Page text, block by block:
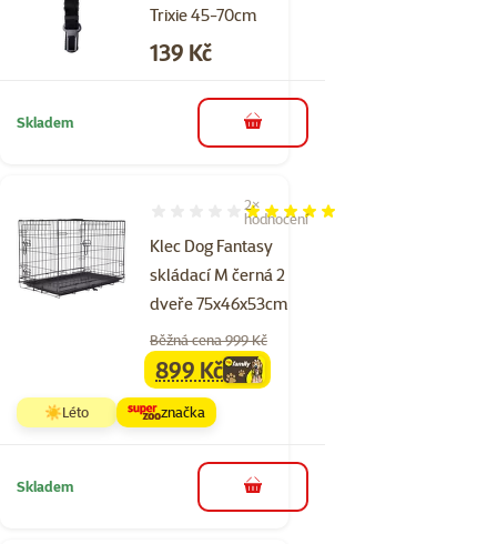
Trixie 45-70cm
Cena
139 Kč
Skladem do košíku
Klec Dog Fantasy
skládací M černá 2
dveře 75x46x53cm
Hodnocení 100%, počet hodnocení: 2
2×
hodnocení
Běžná cena 999 Kč
familycena
899 Kč
☀️Léto značka
Skladem do košíku